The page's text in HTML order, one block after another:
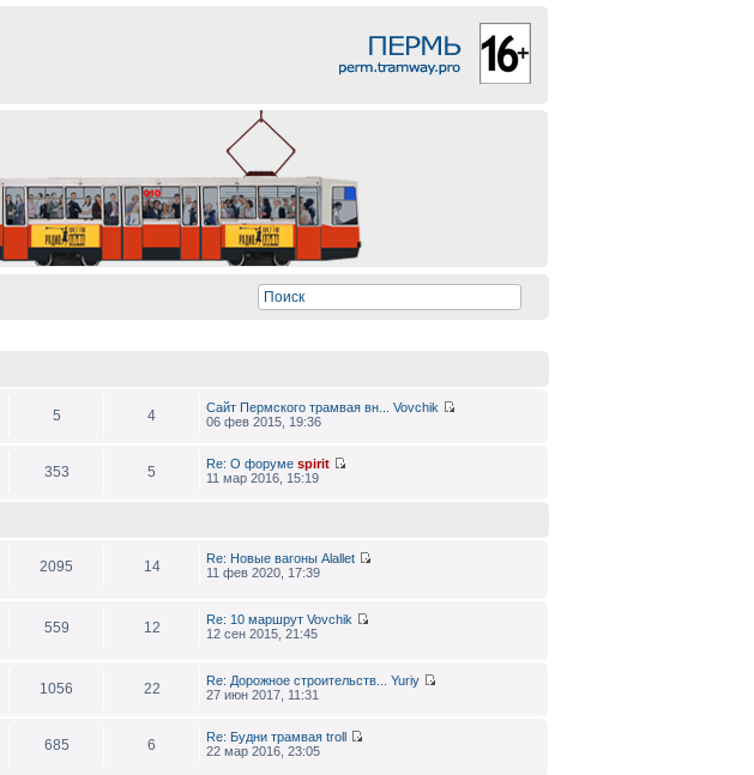
5 4 Сайт Пермского трамвая вн...
Vovchik
06 фев 2015, 19:36
353 5 Re: О форуме spirit
11 мар 2016, 15:19
2095 14 Re: Новые вагоны Alallet
11 фев 2020, 17:39
559 12 Re: 10 маршрут Vovchik
12 сен 2015, 21:45
1056 22 Re: Дорожное строительств...
Yuriy
27 июн 2017, 11:31
685 6 Re: Будни трамвая troll
22 мар 2016, 23:05